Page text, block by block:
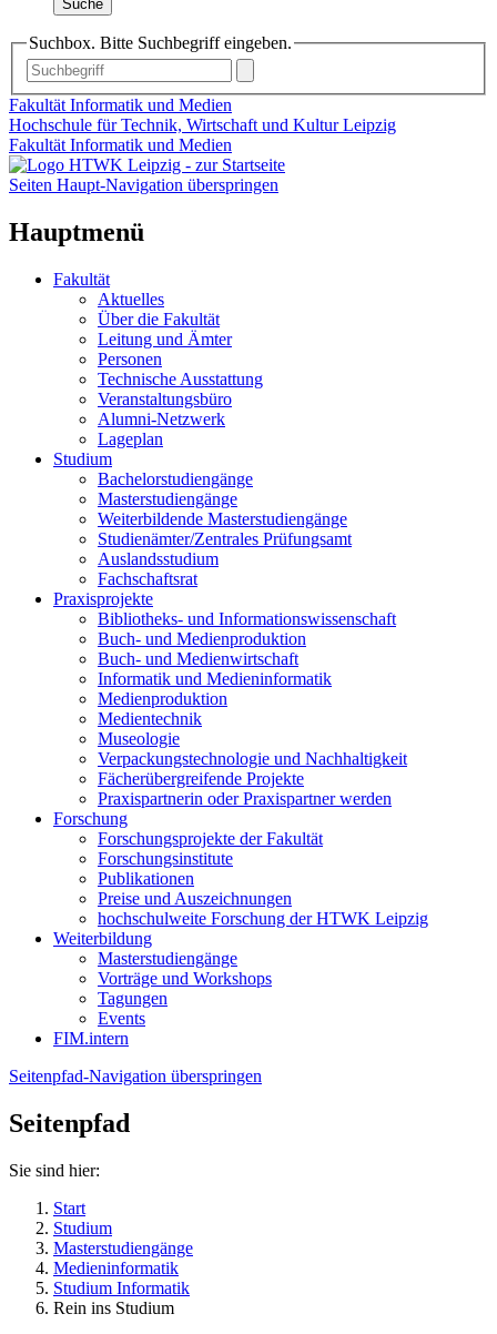
Suche
Suchbox. Bitte Suchbegriff eingeben.
Fakultät Informatik und Medien
Hochschule für Technik, Wirtschaft und Kultur Leipzig
Fakultät Informatik und Medien
Seiten Haupt-Navigation überspringen
Hauptmenü
Fakultät
Aktuelles
Über die Fakultät
Leitung und Ämter
Personen
Technische Ausstattung
Veranstaltungsbüro
Alumni-Netzwerk
Lageplan
Studium
Bachelorstudiengänge
Masterstudiengänge
Weiterbildende Masterstudiengänge
Studienämter/Zentrales Prüfungsamt
Auslandsstudium
Fachschaftsrat
Praxisprojekte
Bibliotheks- und Informationswissenschaft
Buch- und Medienproduktion
Buch- und Medienwirtschaft
Informatik und Medieninformatik
Medienproduktion
Medientechnik
Museologie
Verpackungstechnologie und Nachhaltigkeit
Fächerübergreifende Projekte
Praxispartnerin oder Praxispartner werden
Forschung
Forschungsprojekte der Fakultät
Forschungsinstitute
Publikationen
Preise und Auszeichnungen
hochschulweite Forschung der HTWK Leipzig
Weiterbildung
Masterstudiengänge
Vorträge und Workshops
Tagungen
Events
FIM.intern
Seitenpfad-Navigation überspringen
Seitenpfad
Sie sind hier:
Start
Studium
Masterstudiengänge
Medieninformatik
Studium Informatik
Rein ins Studium